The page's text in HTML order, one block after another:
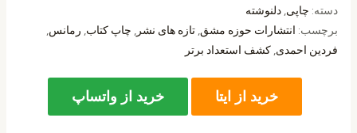
دسته: چاپی, دلنوشته
برچسب: انتشارات حوزه مشق, تازه های نشر , چاپ کتاب, رمانس,
فردین احمدی, کشف استعداد برتر
خرید از ایتا خرید از واتساپ